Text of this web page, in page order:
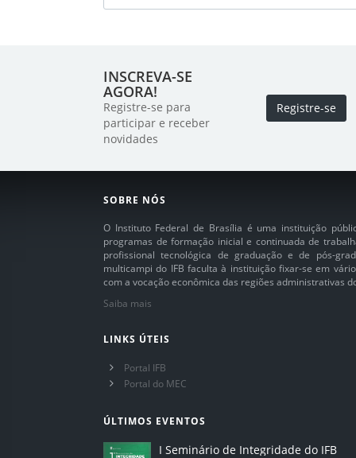
INSCREVA-SE
AGORA!
Registre-se para
participar e receber
novidades
Registre-se
SOBRE NÓS
O Instituto Federal de Brasília é uma instituição
programas de formação inicial e continuada de
profissional tecnológica de graduação e de pós-
multicampi do IFB faculta à instituição fixar-se em
com a vocação econômica das regiões administrativas
Saiba mais
LINKS ÚTEIS
Portal IFB
Portal do MEC
ÚLTIMOS EVENTOS
I Seminário de Integridade do IFB